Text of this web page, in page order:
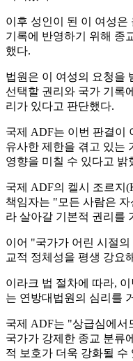
이후 성인이 된 이 여성은
기록에 반영하기 위해 종
했다.
법원은 이 여성의 요청을
선택할 권리와 국가 기록
리가 있다고 판단했다.
국제 ADF는 이번 판결이
유사한 제한을 겪고 있는
영향을 미칠 수 있다고 밝
국제 ADF의 켈시 조르지
책임자는 "모든 사람은
라 살아갈 기본적 권리를
이어 "국가가 어린 시절
교적 정체성을 평생 강요
이라크 법 절차에 따라,
는 연방대법원의 심리를
국제 ADF는 "상급심에서
국가가 강제한 종교 분류
적 보호가 더욱 강화될 수